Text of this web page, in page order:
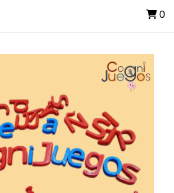
0